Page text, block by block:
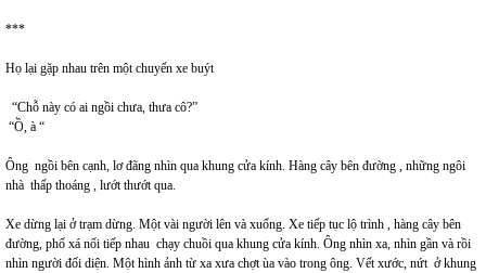
***
Họ lại gặp nhau trên một chuyến xe buýt
“Chỗ này có ai ngồi chưa, thưa cô?”
“Ồ, à “
Ông ngồi bên cạnh, lơ đãng nhìn qua khung cửa kính. Hàng cây bên đường , những ngôi
nhà thấp thoáng , lướt thướt qua.
Xe dừng lại ở trạm dừng. Một vài người lên và xuống. Xe tiếp tục lộ trình , hàng cây bên
đường, phố xá nối tiếp nhau chạy chuồi qua khung cửa kính. Ông nhìn xa, nhìn gần và rồi
nhìn người đối diện. Một hình ảnh từ xa xưa chợt ùa vào trong ông. Vết xước, nứt ở khung